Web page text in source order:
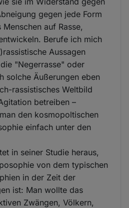
gegen jede Form
auf Rasse,
Berufe ich mich
Aussagen
"Negerrasse" oder
solche Äußerungen eben
rassistisches Weltbild
betreiben –
den kosmopoltischen
einfach unter den
in seiner Studie heraus,
von dem typischen
in der Zeit der
ist: Man wollte das
Zwängen, Völkern,